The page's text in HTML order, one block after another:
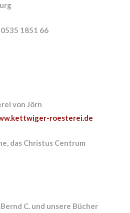
1851 66
von Jörn
roesterei.de
das Christus Centrum
C. und unsere Bücher